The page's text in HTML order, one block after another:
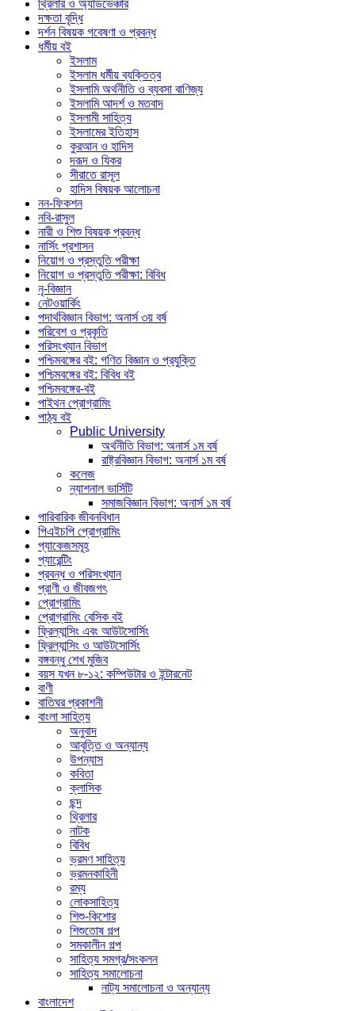
থ্রিলার ও অ্যাডভেঞ্চার
দক্ষতা বৃদ্ধি
দর্শন বিষয়ক গবেষণা ও প্রবন্ধ
ধর্মীয় বই
ইসলাম
ইসলাম ধর্মীয় ব্যক্তিত্ব
ইসলামি অর্থনীতি ও ব্যবসা বাণিজ্য
ইসলামি আদর্শ ও মতবাদ
ইসলামী সাহিত্য
ইসলামের ইতিহাস
কুরআন ও হাদিস
দরূদ ও যিকর
সীরাতে রাসূল
হাদিস বিষয়ক আলোচনা
নন-ফিকশন
নবি-রাসুল
নারী ও শিশু বিষয়ক প্রবন্ধ
নার্সিং প্রশাসন
নিয়োগ ও প্রস্তুতি পরীক্ষা
নিয়োগ ও প্রস্তুতি পরীক্ষা: বিবিধ
নৃ-বিজ্ঞান
নেটওয়ার্কিং
পদার্থবিজ্ঞান বিভাগ: অনার্স ৩য় বর্ষ
পরিবেশ ও প্রকৃতি
পরিসংখ্যান বিভাগ
পশ্চিমবঙ্গের বই: গণিত বিজ্ঞান ও প্রযুক্তি
পশ্চিমবঙ্গের বই: বিবিধ বই
পশ্চিমবঙ্গের-বই
পাইথন প্রোগ্রামিং
পাঠ্য বই
Public University
অর্থনীতি বিভাগ: অনার্স ১ম বর্ষ
রাষ্ট্রবিজ্ঞান বিভাগ: অনার্স ১ম বর্ষ
কলেজ
ন্যাশনাল ভার্সিটি
সমাজবিজ্ঞান বিভাগ: অনার্স ১ম বর্ষ
পারিবারিক জীবনবিধান
পিএইচপি প্রোগ্রামিং
প্যাকেজসমূহ
প্যারেন্টিং
প্রবন্ধ ও পরিসংখ্যান
প্রাণী ও জীবজগৎ
প্রোগ্রামিং
প্রোগ্রামিং বেসিক বই
ফ্রিল্যান্সিং এবং আউটসোর্সিং
ফ্রিল্যান্সিং ও আউটসোর্সিং
বঙ্গবন্ধু শেখ মুজিব
বয়স যখন ৮-১২: কম্পিউটার ও ইন্টারনেট
বাণী
বাতিঘর প্রকাশনী
বাংলা সাহিত্য
অনুবাদ
আবৃত্তি ও অন্যান্য
উপন্যাস
কবিতা
ক্লাসিক
ছন্দ
থ্রিলার
নাটক
বিবিধ
ভ্রমণ সাহিত্য
ভ্রমনকাহিনী
রম্য
লোকসাহিত্য
শিশু-কিশোর
শিশুতোষ গল্প
সমকালীন গল্প
সাহিত্য সমগ্র/সংকলন
সাহিত্য সমালোচনা
নাট্য সমালোচনা ও অন্যান্য
বাংলাদেশ